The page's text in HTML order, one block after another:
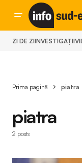
ZI DE ZIINVESTIGAȚII
Prima pagină piatra
piatra
2 posts